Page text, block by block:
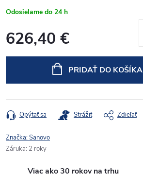
Odosielame do 24 h
626,40 €
PRIDAŤ DO KOŠÍKA
Opýtať sa Strážiť Zdieľať
Značka:Sanovo
Záruka: 2 roky
Viac ako 30 rokov na trhu